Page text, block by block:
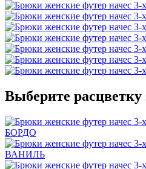
Выберите расцветку